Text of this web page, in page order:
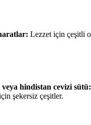
Lezzet için çeşitli
hindistan cevizi sütü:
şekersiz çeşitler.